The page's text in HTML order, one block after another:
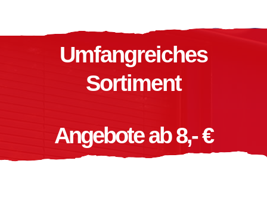
Umfangreiches
Sortiment
Angebote ab 8,- €